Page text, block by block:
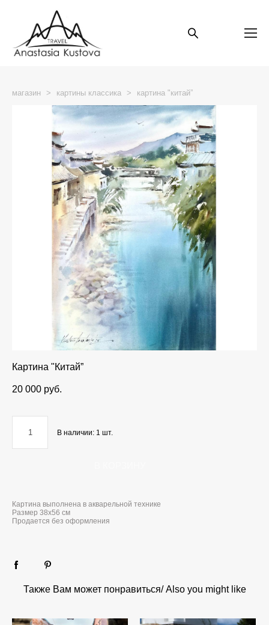
магазин > картины классика > картина "китай”
Картина "Китай”
20 000 pуб.
В наличии: 1 шт.
Картина выполнена в акварельной технике
Размер 38x56 см
Продается без оформления
Также Вам может понравиться/ Also you might like